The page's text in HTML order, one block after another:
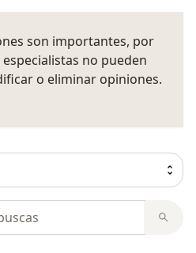
son importantes, por
no pueden
o eliminar opiniones.